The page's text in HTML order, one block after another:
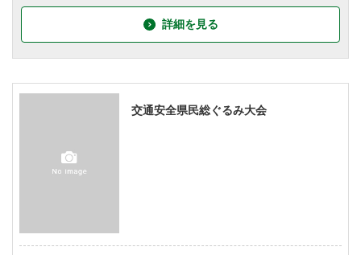
詳細を見る
交通安全県民総ぐるみ大会